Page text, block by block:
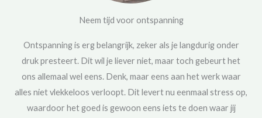
Neem tijd voor ontspanning
Ontspanning is erg belangrijk, zeker als je langdurig onder
druk presteert. Dit wil je liever niet, maar toch gebeurt het
ons allemaal wel eens. Denk, maar eens aan het werk waar
alles niet vlekkeloos verloopt. Dit levert nu eenmaal stress op,
waardoor het goed is gewoon eens iets te doen waar jij